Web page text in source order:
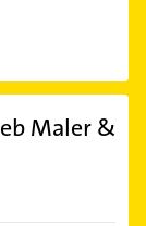
Maler &